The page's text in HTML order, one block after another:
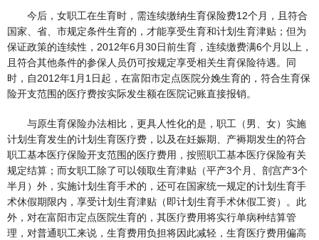
今后，女职工在生育时，需连续缴纳生育保险费12个月，且符合
国家、省、市规定条件生育的，才能享受生育和计划生育津贴；但为
保证政策的连续性，2012年6月30日前生育，连续缴费满6个月以上，
且符合其他条件的参保人员仍可按规定享受相关生育保险待遇。同
时，自2012年1月1日起，在富阳市定点医院分娩生育的，符合生育保
险开支范围的医疗费按实际发生额在医院记账直接报销。
与原生育保险办法相比，更具人性化的是，职工（男、女）实施
计划生育发生的计划生育医疗费，以及在妊娠期、产褥期发生的符合
职工基本医疗保险开支范围的医疗费用，按照职工基本医疗保险有关
规定结算；而女职工除了可以领取生育津贴（平产3个月、剖宫产3个
半月）外，实施计划生育手术的，还可在国家统一规定的计划生育手
术休假期限内，享受计划生育津贴（即计划生育手术休假工资）。此
外，对在富阳市定点医院生育的，其医疗费用将实行单病种结算管
理，对普通职工来说，生育费用负担将因此减轻，生育医疗费用偏高